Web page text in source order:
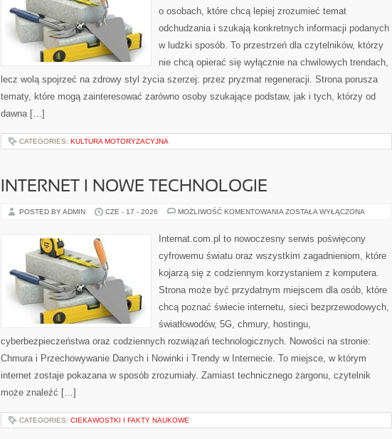
o osobach, które chcą lepiej zrozumieć temat
odchudzania i szukają konkretnych informacji podanych
w ludzki sposób. To przestrzeń dla czytelników, którzy
nie chcą opierać się wyłącznie na chwilowych trendach,
lecz wolą spojrzeć na zdrowy styl życia szerzej: przez pryzmat regeneracji. Strona porusza
tematy, które mogą zainteresować zarówno osoby szukające podstaw, jak i tych, którzy od
dawna […]
CATEGORIES: KULTURA MOTORYZACYJNA
INTERNET I NOWE TECHNOLOGIE
POSTED BY ADMIN CZE - 17 - 2026 MOŻLIWOŚĆ KOMENTOWANIA INTERNET
TECHNOLOGIE
ZOSTAŁA WYŁĄCZONA
Internat.com.pl to nowoczesny serwis poświęcony
cyfrowemu światu oraz wszystkim zagadnieniom, które
kojarzą się z codziennym korzystaniem z komputera.
Strona może być przydatnym miejscem dla osób, które
chcą poznać świecie internetu, sieci bezprzewodowych,
światłowodów, 5G, chmury, hostingu,
cyberbezpieczeństwa oraz codziennych rozwiązań technologicznych. Nowości na stronie:
Chmura i Przechowywanie Danych i Nowinki i Trendy w Internecie. To miejsce, w którym
internet zostaje pokazana w sposób zrozumiały. Zamiast technicznego żargonu, czytelnik
może znaleźć […]
CATEGORIES: CIEKAWOSTKI I FAKTY NAUKOWE